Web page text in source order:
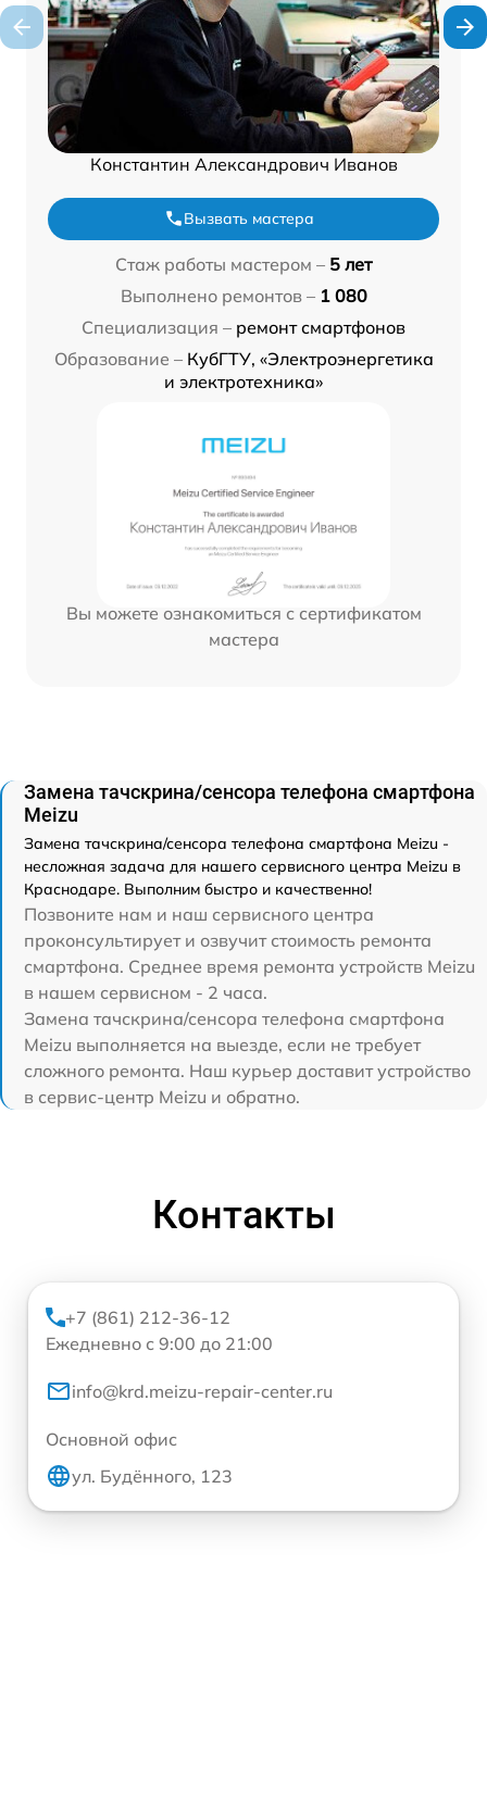
Константин Александрович Иванов
Вызвать мастера
Стаж работы мастером – 5 лет
Выполнено ремонтов – 1 080
Специализация – ремонт смартфонов
Образование – КубГТУ, «Электроэнергетика
и электротехника»
Вы можете ознакомиться с сертификатом
мастера
Замена тачскрина/сенсора телефона смартфона
Meizu
Замена тачскрина/сенсора телефона смартфона Meizu -
несложная задача для нашего сервисного центра Meizu в
Краснодаре. Выполним быстро и качественно!
Позвоните нам и наш сервисного центра
проконсультирует и озвучит стоимость ремонта
смартфона. Среднее время ремонта устройств Meizu
в нашем сервисном - 2 часа.
Замена тачскрина/сенсора телефона смартфона
Meizu выполняется на выезде, если не требует
сложного ремонта. Наш курьер доставит устройство
в сервис-центр Meizu и обратно.
Контакты
+7 (861) 212-36-12
Ежедневно с 9:00 до 21:00
info@krd.meizu-repair-center.ru
Основной офис
ул. Будённого, 123